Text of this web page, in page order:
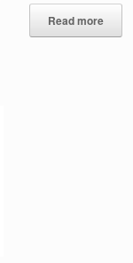
Read more